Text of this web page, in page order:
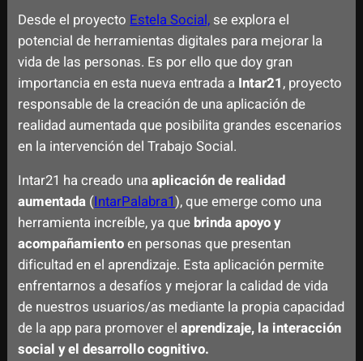
Desde el proyecto Estela Social, se explora el
potencial de herramientas digitales para mejorar la
vida de las personas. Es por ello que doy gran
importancia en esta nueva entrada a Intar21, proyecto
responsable de la creación de una aplicación de
realidad aumentada que posibilita grandes escenarios
en la intervención del Trabajo Social.
Intar21 ha creado unaaplicación de realidad
aumentada (IntarPalabra1), que emerge como una
herramienta increíble, ya que brinda apoyo y
acompañamientoen personas que presentan
dificultad en el aprendizaje. Esta aplicación permite
enfrentarnos a desafíos y mejorar la calidad de vida
de nuestros usuarios/as mediante la propia capacidad
de la app para promover elaprendizaje, la interacción
social y el desarrollo cognitivo.